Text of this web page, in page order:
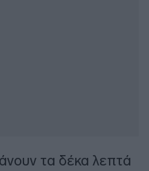
τα δέκα λεπτά